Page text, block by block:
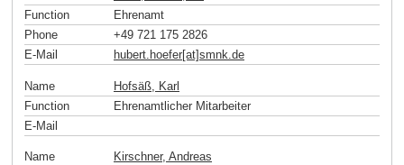
Function
Ehrenamt
Phone
+49 721 175 2826
E-Mail
hubert.hoefer[at]smnk de
Name
Hofsäß, Karl
Function
Ehrenamtlicher Mitarbeiter
E-Mail
Name
Kirschner, Andreas